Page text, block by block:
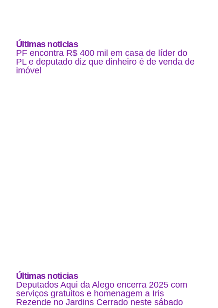
Últimas noticias
PF encontra R$ 400 mil em casa de líder do
PL e deputado diz que dinheiro é de venda de
imóvel
Últimas noticias
Deputados Aqui da Alego encerra 2025 com
serviços gratuitos e homenagem a Iris
Rezende no Jardins Cerrado neste sábado